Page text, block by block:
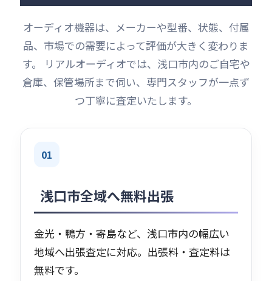
オーディオ機器は、メーカーや型番、状態、付属
品、市場での需要によって評価が大きく変わりま
す。 リアルオーディオでは、浅口市内のご自宅や
倉庫、保管場所まで伺い、専門スタッフが一点ず
つ丁寧に査定いたします。
01
浅口市全域へ無料出張
金光・鴨方・寄島など、浅口市内の幅広い
地域へ出張査定に対応。出張料・査定料は
無料です。